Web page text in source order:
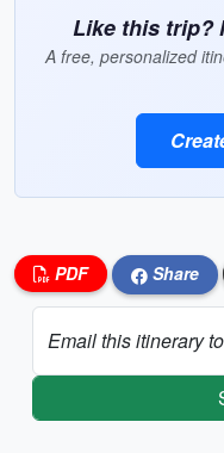
Like this trip?
A free, personalized
PDF Share
Email this itinerary